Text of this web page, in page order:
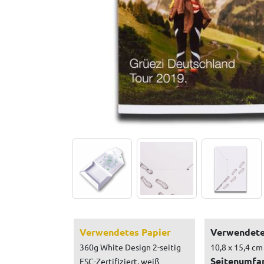
Verwendetes Papier
360g White Design 2-seitig
FSC-Zertifiziert, weiß
10,8 x 15,4 cm